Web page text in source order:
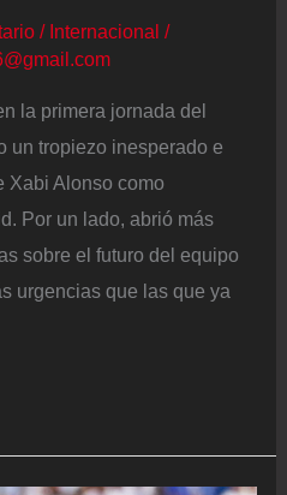
/ Internacional /
la primera jornada del
un tropiezo inesperado e
Xabi Alonso como
Por un lado, abrió más
sobre el futuro del equipo
urgencias que las que ya